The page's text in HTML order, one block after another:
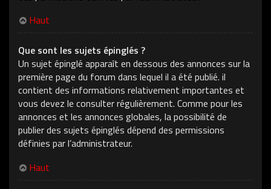
Haut
Que sont les sujets épinglés ?
Un sujet épinglé apparaît en dessous des annonces sur la
première page du forum dans lequel il a été publié. il
contient des informations relativement importantes et
vous devez le consulter régulièrement. Comme pour les
annonces et les annonces globales, la possibilité de
publier des sujets épinglés dépend des permissions
définies par l’administrateur.
Haut